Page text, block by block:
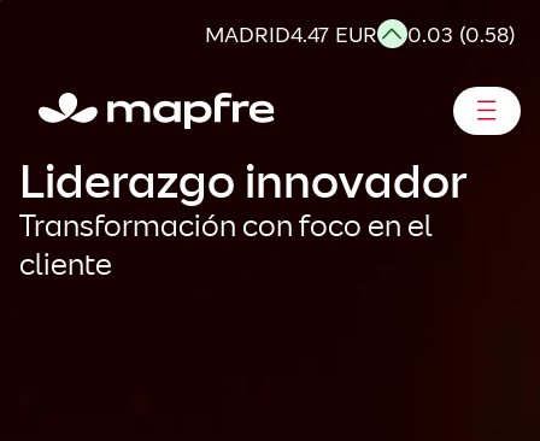
MADRID4.47 EUR 0.03 (0.58)
Liderazgo innovador
Transformación con foco en el
cliente